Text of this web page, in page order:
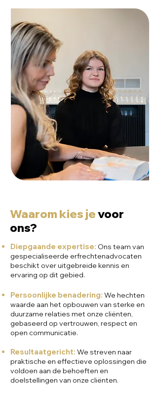
Waarom kies jevoor
ons?
Diepgaande expertise: Ons team van
gespecialiseerde erfrechtenadvocaten
beschikt over uitgebreide kennis en
ervaring op dit gebied.
Persoonlijke benadering: We hechten
waarde aan het opbouwen van sterke en
duurzame relaties met onze cliënten,
gebaseerd op vertrouwen, respect en
open communicatie.
Resultaatgericht: We streven naar
praktische en effectieve oplossingen die
voldoen aan de behoeften en
doelstellingen van onze cliënten.